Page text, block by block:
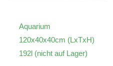
Aquarium
120x40x40cm (LxTxH)
192l (nicht auf Lager)